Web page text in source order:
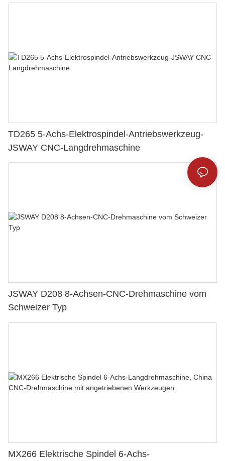
TD265 5-Achs-Elektrospindel-Antriebswerkzeug-
JSWAY CNC-Langdrehmaschine
JSWAY D208 8-Achsen-CNC-Drehmaschine vom
Schweizer Typ
MX266 Elektrische Spindel 6-Achs-